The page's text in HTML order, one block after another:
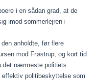
i en sådan grad, at de
imod sommerlejren i
anholdte, før flere
mod Frøstrup, og kort tid
det nærmeste politiets
politibeskyttelse som